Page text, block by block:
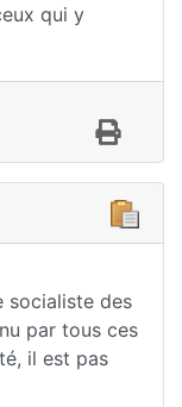
qui y
socialiste des
par tous ces
il est pas